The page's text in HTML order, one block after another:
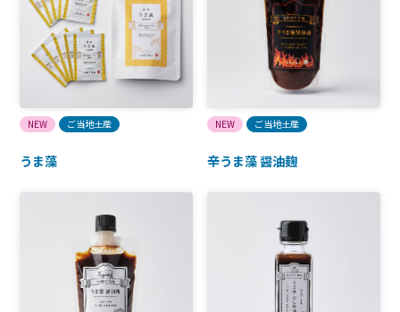
NEW ご当地土産
うま藻
NEW ご当地土産
辛うま藻 醤油麹